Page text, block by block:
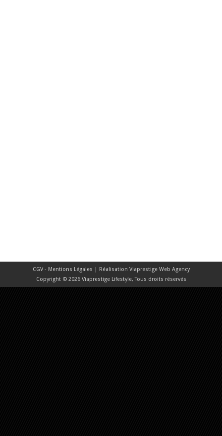
CGV - Mentions Légales | Réalisation Viaprestige Web Agency
Copyright © 2026 Viaprestige Lifestyle, Tous droits réservés